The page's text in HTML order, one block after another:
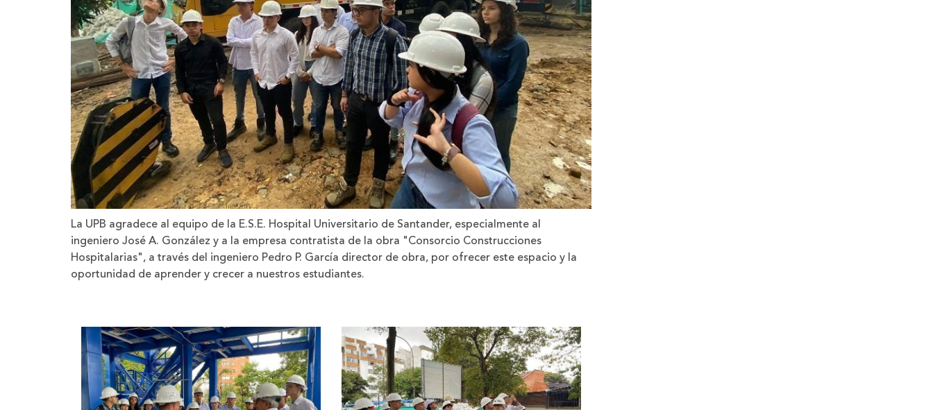
La UPB agradece al equipo de la E.S.E. Hospital Universitario de Santander, especialmente al
ingeniero José A. González y a la empresa contratista de la obra "Consorcio Construcciones
Hospitalarias", a través del ingeniero Pedro P. García director de obra, por ofrecer este espacio y la
oportunidad de aprender y crecer a nuestros estudiantes.